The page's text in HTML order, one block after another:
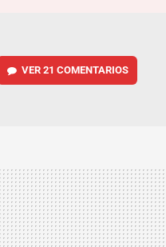
VER 21 COMENTARIOS